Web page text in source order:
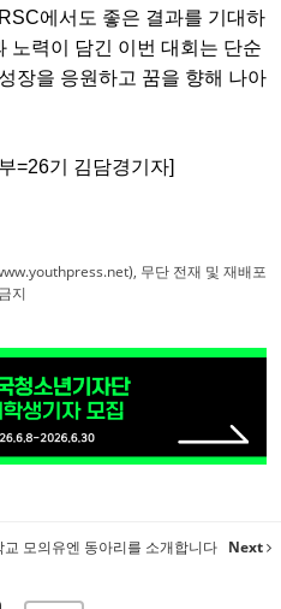
에서도 좋은 결과를 기대하
노력이 담긴 이번 대회는 단순
장을 응원하고 꿈을 향해 나아
=26기 김담경기자]
무단 전재 및 재배포
금지
모의유엔 동아리를 소개합니다 Next